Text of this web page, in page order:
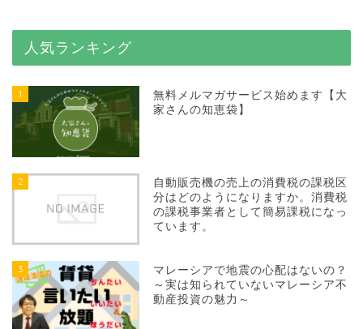
人気ランキング
1
無料メルマガサービス始めます【大
家さんの知恵袋】
2
自動販売機の売上の消費税の課税区
分はどのようになりますか。消費税
の課税事業者として簡易課税になっ
ています。
3
マレーシアで地震の心配はないの？
～実は知られていないマレーシア不
動産投資の魅力～